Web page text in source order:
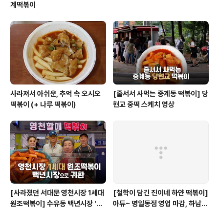
계떡볶이
사라져서 아쉬운, 추억 속 오시오
떡볶이 (+ 나루 떡볶이)
[줄서서 사먹는 중계동 떡볶이] 당
현교 중떡 스케치 영상
[사라졌던 서대문 영천시장 1세대
원조떡볶이] 수유동 백년시장 '영
[철학이 담긴 진이네 하얀 떡볶이]
아듀~ 명일동점 영업 마감, 하남